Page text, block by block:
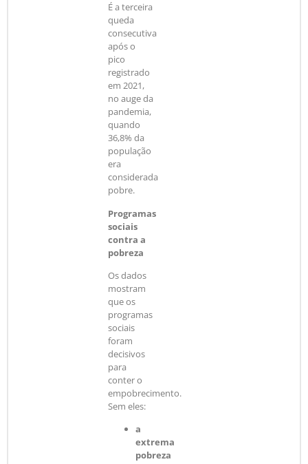
É a terceira
queda
consecutiva
após o
pico
registrado
em 2021,
no auge da
pandemia,
quando
36,8% da
população
era
considerada
pobre.
Programas
sociais
contra a
pobreza
Os dados
mostram
que os
programas
sociais
foram
decisivos
para
conter o
empobrecimento.
Sem eles:
a
extrema
pobreza